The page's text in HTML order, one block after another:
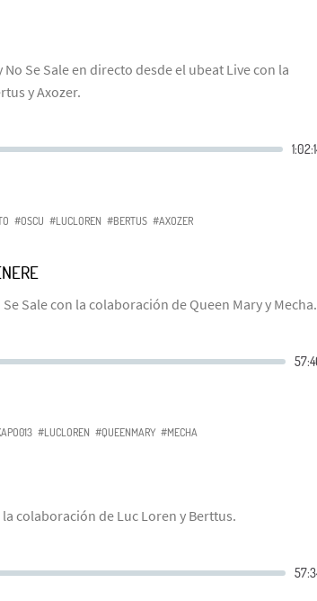
Se Sale en directo desde el ubeat Live con la
y Axozer.
#OSCU #LUCLOREN #BERTUS #AXOZER
Sale con la colaboración de Queen Mary y Mecha.
#LUCLOREN #QUEENMARY #MECHA
colaboración de Luc Loren y Berttus.